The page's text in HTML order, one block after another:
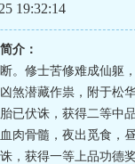
19:32:14
介：
。修士苦修难成仙躯
潜藏作祟，附于松
已伏诛，获得二等中
肉骨髓，夜出觅食，
，获得一等上品功德